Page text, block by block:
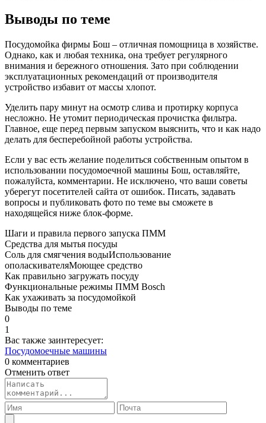
Выводы по теме
Посудомойка фирмы Бош – отличная помощница в хозяйстве.
Однако, как и любая техника, она требует регулярного
внимания и бережного отношения. Зато при соблюдении
эксплуатационных рекомендаций от производителя
устройство избавит от массы хлопот.
Уделить пару минут на осмотр слива и протирку корпуса
несложно. Не утомит периодическая прочистка фильтра.
Главное, еще перед первым запуском выяснить, что и как надо
делать для бесперебойной работы устройства.
Если у вас есть желание поделиться собственным опытом в
использовании посудомоечной машины Бош, оставляйте,
пожалуйста, комментарии. Не исключено, что ваши советы
уберегут посетителей сайта от ошибок. Писать, задавать
вопросы и публиковать фото по теме вы сможете в
находящейся ниже блок-форме.
Шаги и правила первого запуска ПММ
Средства для мытья посуды
Соль для смягчения водыИспользование
ополаскивателяМоющее средство
Как правильно загружать посуду
Функциональные режимы ПММ Bosch
Как ухаживать за посудомойкой
Выводы по теме
0
1
Вас также заинтересует:
Посудомоечные машины
0 комментариев
Отменить ответ